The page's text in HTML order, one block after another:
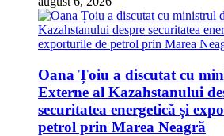
Oana Țoiu a discutat cu
Externe al Kazahstanului
securitatea energetică și
petrol prin Marea Neagră